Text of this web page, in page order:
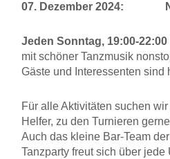
07. Dezember 2024:
Jeden Sonntag, 19:00-22:00
mit schöner Tanzmusik
Gäste und Interessenten sind
Für alle Aktivitäten suchen
Helfer, zu den Turnieren
Auch das kleine Bar-Team
Tanzparty freut sich über jede